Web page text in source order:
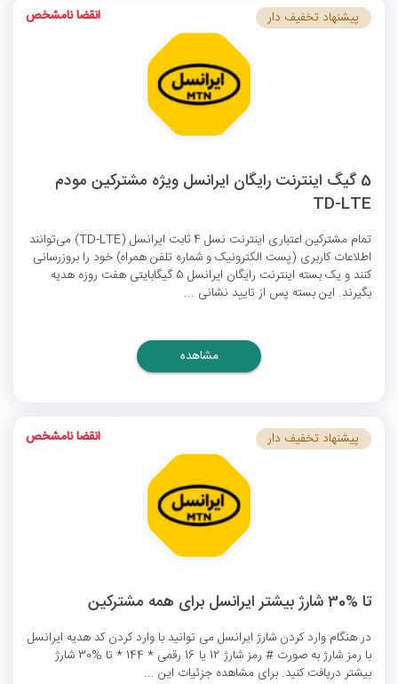
5 گیگ اینترنت رایگان ایرانسل ویژه مشترکین مودم
TD-LTE
تمام مشترکین اعتباری اینترنت نسل 4 ثابت ایرانسل (TD-LTE) می‌توانند
اطلاعات کاربری (پست الکترونیک و شماره تلفن همراه) خود را بروزرسانی
کنند و یک بسته اینترنت رایگان ایرانسل
5 گیگابایتی هفت روزه هدیه
بگیرند. این بسته پس از تایید نشانی ...
پیشنهاد تخفیف دار انقضا نامشخص
مشاهده
تا %30 شارژ بیشتر ایرانسل برای همه مشترکین
در هنگام وارد کردن شارژ ایرانسل می توانید با وارد کردنکد هدیه ایرانسل
با رمز شارژ به صورت # رمز شارژ 12 یا 16 رقمی * 144 * تا %30 شارژ
بیشتر دریافت کنید. برای مشاهده جزئیات این ...
پیشنهاد تخفیف دار انقضا نامشخص